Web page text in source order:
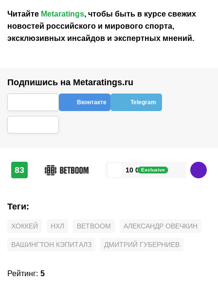
Читайте Metaratings, чтобы быть в курсе свежих
новостей российского и мирового спорта,
эксклюзивных инсайдов и экспертных мнений.
Подпишись на Metaratings.ru
Вконтакте Telegram
83 10 000 ₽Exclusive
Теги:
ХОККЕЙ НХЛ BETBOOM АЛЕКСАНДР ОВЕЧКИН
ВАШИНГТОН КЭПИТАЛЗ ДМИТРИЙ ГУБЕРНИЕВ
Рейтинг: 5